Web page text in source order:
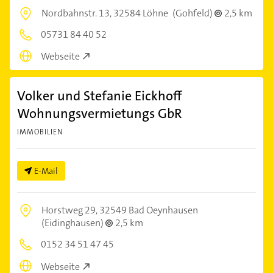
Nordbahnstr. 13,32584 Löhne (Gohfeld)
2,5 km
05731 84 40 52
Webseite
Volker und Stefanie Eickhoff
Wohnungsvermietungs GbR
IMMOBILIEN
E-Mail
Horstweg 29,32549 Bad Oeynhausen
(Eidinghausen)
2,5 km
0152 34 51 47 45
Webseite